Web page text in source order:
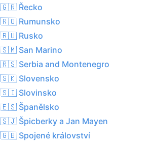
🇬🇷 Řecko
🇷🇴 Rumunsko
🇷🇺 Rusko
🇸🇲 San Marino
🇷🇸 Serbia and Montenegro
🇸🇰 Slovensko
🇸🇮 Slovinsko
🇪🇸 Španělsko
🇸🇯 Špicberky a Jan Mayen
🇬🇧 Spojené království